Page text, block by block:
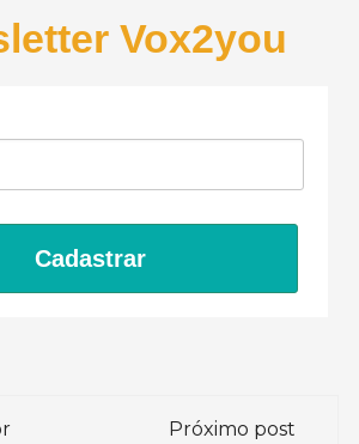
Vox2you
Cadastrar
Próximo post